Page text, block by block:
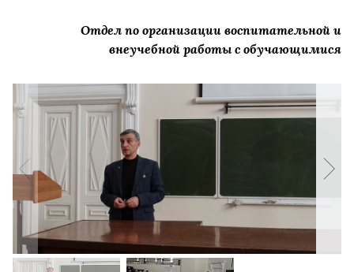
Отдел по организации воспитательной и
внеучебной работы с обучающимися